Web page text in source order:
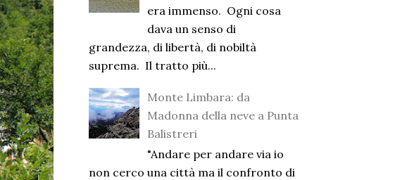
era immenso. Ogni cosa
dava un senso di
grandezza, di libertà, di nobiltà
suprema. Il tratto più...
Monte Limbara: da
Madonna della neve a Punta
Balistreri
"Andare per andare via io
non cerco una città ma il confronto di